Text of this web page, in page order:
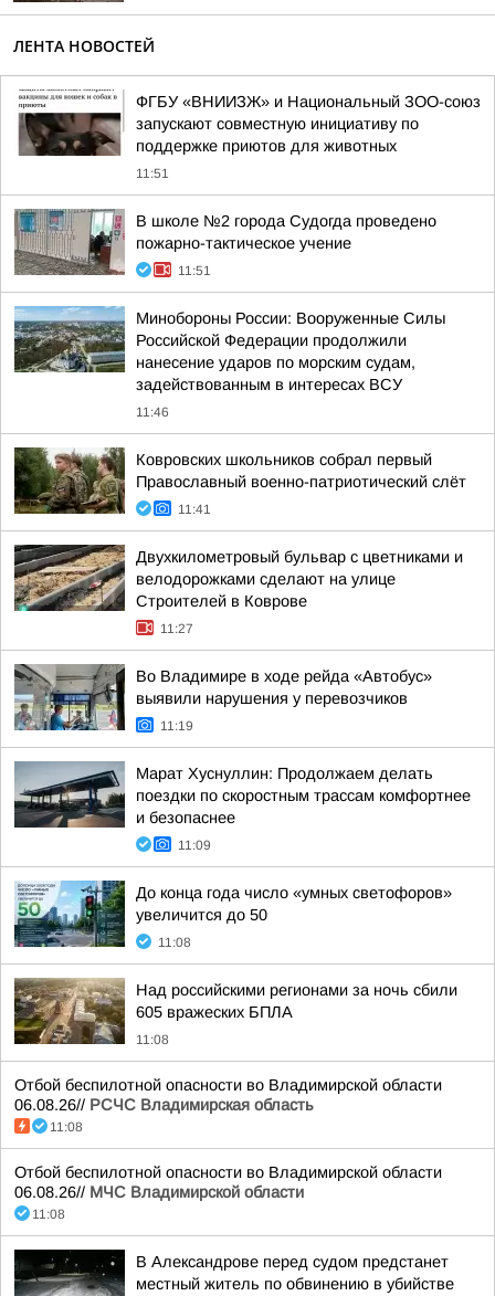
ЛЕНТА НОВОСТЕЙ
ФГБУ «ВНИИЗЖ» и Национальный ЗОО-союз
запускают совместную инициативу по
поддержке приютов для животных
11:51
В школе №2 города Судогда проведено
пожарно-тактическое учение
11:51
Минобороны России: Вооруженные Силы
Российской Федерации продолжили
нанесение ударов по морским судам,
задействованным в интересах ВСУ
11:46
Ковровских школьников собрал первый
Православный военно-патриотический слёт
11:41
Двухкилометровый бульвар с цветниками и
велодорожками сделают на улице
Строителей в Коврове
11:27
Во Владимире в ходе рейда «Автобус»
выявили нарушения у перевозчиков
11:19
Марат Хуснуллин: Продолжаем делать
поездки по скоростным трассам комфортнее
и безопаснее
11:09
До конца года число «умных светофоров»
увеличится до 50
11:08
Над российскими регионами за ночь сбили
605 вражеских БПЛА
11:08
Отбой беспилотной опасности во Владимирской области
06.08.26// РСЧС Владимирская область
11:08
Отбой беспилотной опасности во Владимирской области
06.08.26// МЧС Владимирской области
11:08
В Александрове перед судом предстанет
местный житель по обвинению в убийстве